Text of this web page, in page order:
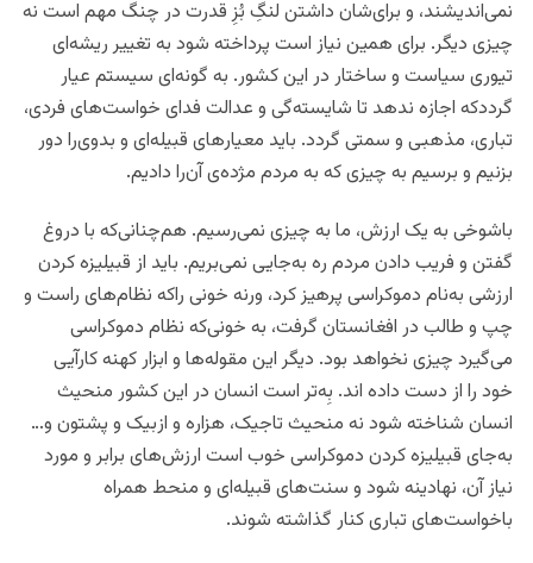
نمی‌اندیشند، و برای‌شان داشتن لنگِ بُزِ قدرت در چنگ مهم است نه
چیزی دیگر. برای همین نیاز است پرداخته شود به تغییر ریشه‌ای
تیوری سیاست و ساختار در این کشور. به گونه‌ای سیستم عیار
گرددکه اجازه ندهد تا شایسته‌گی و عدالت فدای خواست‌های فردی،
تباری، مذهبی و سمتی گردد. باید معیارهای قبیله‌ای و بدوی‌را دور
بزنیم و برسیم به چیزی که به مردم مژده‌ی آن‌را ‌دادیم.
باشوخی به یک ارزش، ما به چیزی نمی‌رسیم. هم‌چنانی‌که با دروغ
گفتن و فریب دادن مردم ره به‌جایی نمی‌بریم. باید از قبیلیزه کردن
ارزشی به‌نام دموکراسی پرهیز کرد، ورنه خونی راکه نظام‌های راست و
چپ و طالب در افغانستان گرفت، به خونی‌که نظام دموکراسی
می‌گیرد چیزی نخواهد بود. دیگر این مقوله‌ها و ابزار کهنه کارآیی
خود را از دست داده اند. بِه‌تر است انسان در این کشور منحیث
انسان شناخته شود نه منحیث تاجیک، هزاره و ازبیک و پشتون و…
به‌جای قبیلیزه کردن دموکراسی خوب است ارزش‌های برابر و مورد
نیاز آن، نهادینه شود و سنت‌های قبیله‌ای و منحط همراه
باخواست‌های تباری کنار گذاشته شوند.